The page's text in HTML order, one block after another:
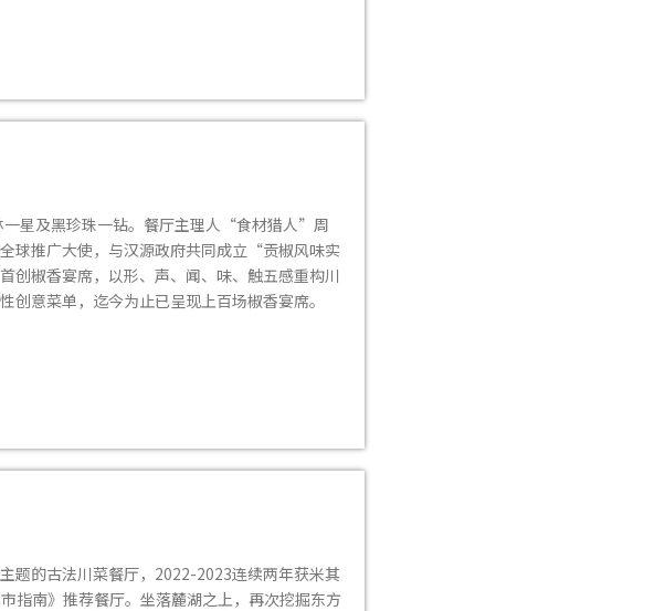
一星及黑珍珠一钻。餐厅主理人“食材猎人”周
球推广大使，与汉源政府共同成立“贡椒风味实
创椒香宴席，以形、声、闻、味、触五感重构川
创意菜单，迄今为止已呈现上百场椒香宴席。
题的古法川菜餐厅，2022-2023连续两年获米其
指南》推荐餐厅。坐落麓湖之上，再次挖掘东方